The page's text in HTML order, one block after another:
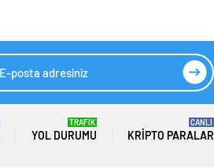
YOL DURUMU
TRAFİK
KRIPTO PARALAR
CANLI